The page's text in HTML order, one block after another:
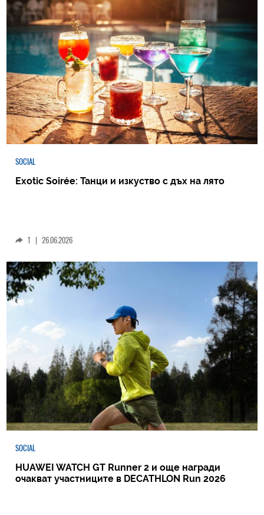
SOCIAL
Exotic Soirée: Танци и изкуство с дъх на лято
1 | 26.06.2026
SOCIAL
HUAWEI WATCH GT Runner 2 и още награди
очакват участниците в DECATHLON Run 2026